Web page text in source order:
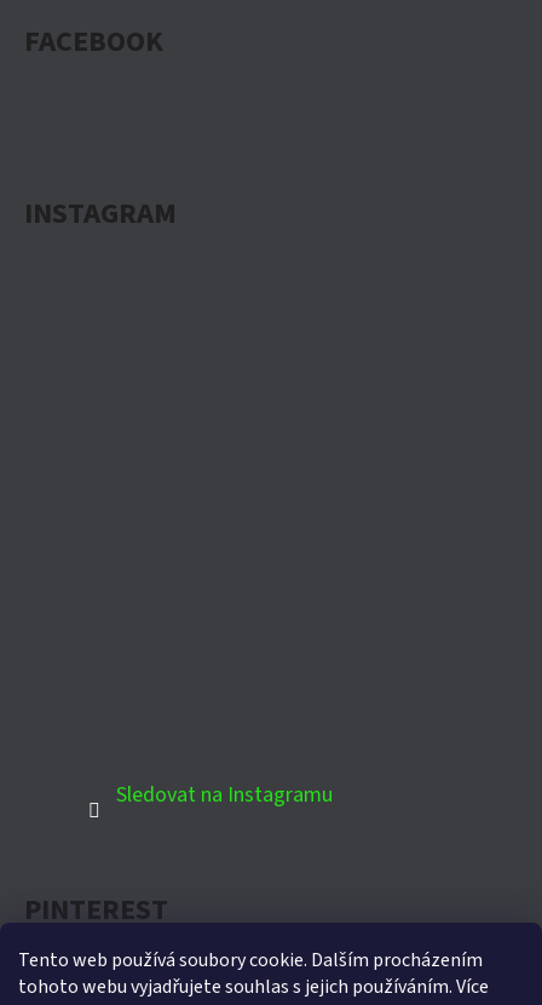
Tento web používá soubory cookie. Dalším procházením
tohoto webu vyjadřujete souhlas s jejich používáním. Více
FACEBOOK
INSTAGRAM
Sledovat na Instagramu
PINTEREST